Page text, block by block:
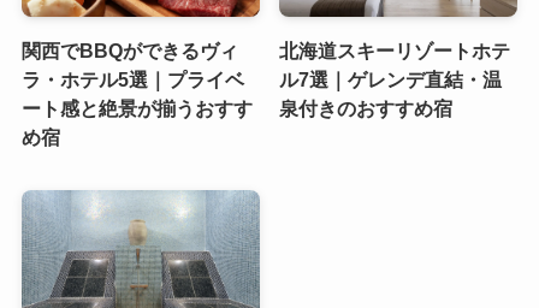
関西でBBQができるヴィ
ラ・ホテル5選｜プライベ
ート感と絶景が揃うおすす
め宿
北海道スキーリゾートホテ
ル7選｜ゲレンデ直結・温
泉付きのおすすめ宿